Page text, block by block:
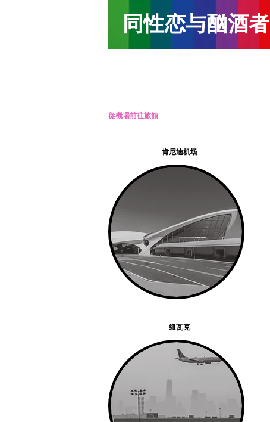
同性恋与酗酒者
從機場前往旅館
肯尼迪机场
纽瓦克